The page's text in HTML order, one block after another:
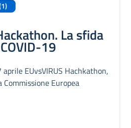
La sfida
19
EUvsVIRUS Hachkathon,
Commissione Europea